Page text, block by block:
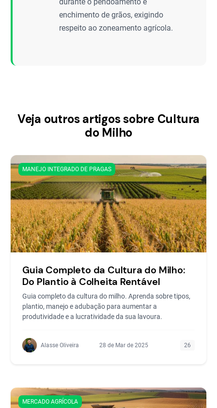
enchimento de grãos, exigindo
respeito ao zoneamento agrícola.
Veja outros artigos sobre Cultura
do Milho
MANEJO INTEGRADO DE PRAGAS
Guia Completo da Cultura do Milho:
Do Plantio à Colheita Rentável
Guia completo da cultura do milho. Aprenda sobre tipos,
plantio, manejo e adubação para aumentar a
produtividade e a lucratividade da sua lavoura.
Alasse Oliveira 28 de Mar de 2025 26
MERCADO AGRÍCOLA